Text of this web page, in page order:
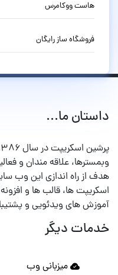
هاست ووکامرس
فروشگاه ساز رایگان
داستان ما...
وبمسترها، علاقه مندان و
هدف از راه اندازی این وب
اسکریپت ها، قالب ها و
آموزش های ویدئویی و
خدمات دیگر
میزبانی وب